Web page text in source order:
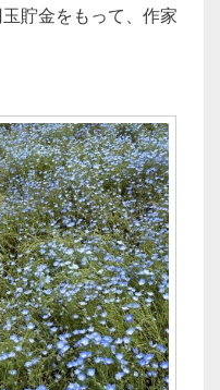
貯金をもって、作家